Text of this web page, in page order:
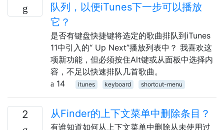
队列，以便iTunes下一步可以播放
它？
是否有键盘快捷键将选定的歌曲排队到iTunes
11中引入的“ Up Next”播放列表中？ 我喜欢这
项新功能，但必须按住Alt键或从面板中选择内
容，不足以快速排队几首歌曲。
14
itunes keyboard shortcut-menu
2 从Finder的上下文菜单中删除条目？
有谁知道如何从上下文菜单中删除从未使用过